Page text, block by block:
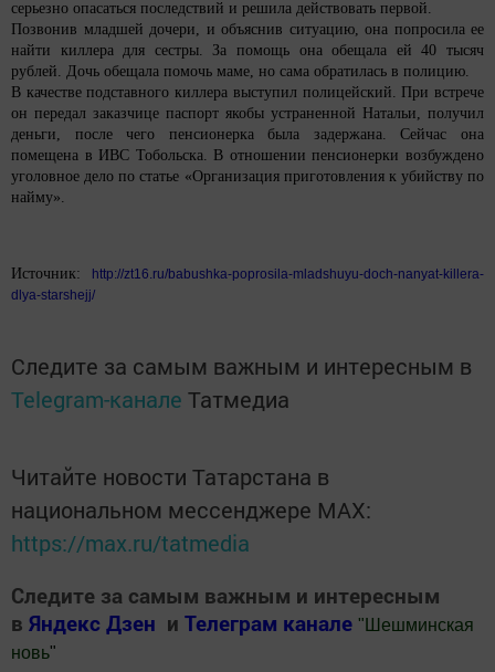
серьезно опасаться последствий и решила действовать первой.
Позвонив младшей дочери, и объяснив ситуацию, она попросила ее
найти киллера для сестры. За помощь она обещала ей 40 тысяч
рублей. Дочь обещала помочь маме, но сама обратилась в полицию.
В качестве подставного киллера выступил полицейский. При встрече
он передал заказчице паспорт якобы устраненной Натальи, получил
деньги, после чего пенсионерка была задержана. Сейчас она
помещена в ИВС Тобольска. В отношении пенсионерки возбуждено
уголовное дело по статье «Организация приготовления к убийству по
найму».
Источник:
http://zt16.ru/babushka-poprosila-mladshuyu-doch-nanyat-killera-
dlya-starshejj/
Следите за самым важным и интересным в
Telegram-канале Татмедиа
Читайте новости Татарстана в
национальном мессенджере MАХ:
https://max.ru/tatmedia
Следите за самым важным и интересным
в Яндекс Дзен и Телеграм канале " Шешминская
новь"